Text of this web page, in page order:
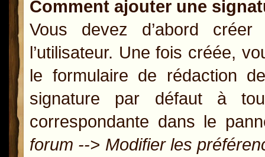
Comment ajouter une
Vous devez d’abord
l’utilisateur. Une fois créée,
le formulaire de rédaction
signature par défaut à
correspondante dans le
forum --> Modifier les